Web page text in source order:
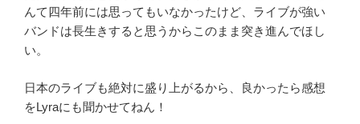
んて四年前には思ってもいなかったけど、ライブが強い
バンドは長生きすると思うからこのまま突き進んでほし
い。
日本のライブも絶対に盛り上がるから、良かったら感想
をLyraにも聞かせてねん！